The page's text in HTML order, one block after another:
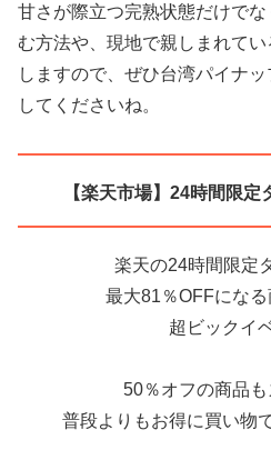
甘さが際立つ完熟状態だけで
む方法や、現地で親しまれて
しますので、ぜひ台湾パイナ
してくださいね。
【楽天市場】24時間限定
楽天の24時間限定
最大81％OFFにな
超ビックイ
50％オフの商品
普段よりもお得に買い物